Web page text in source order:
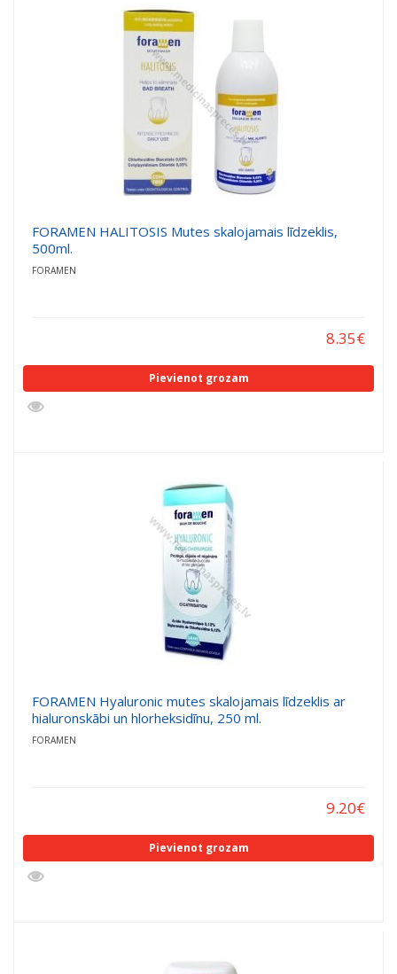
FORAMEN HALITOSIS Mutes skalojamais līdzeklis,
500ml.
FORAMEN
8.35€
Pievienot grozam
FORAMEN Hyaluronic mutes skalojamais līdzeklis ar
hialuronskābi un hlorheksidīnu, 250 ml.
FORAMEN
9.20€
Pievienot grozam